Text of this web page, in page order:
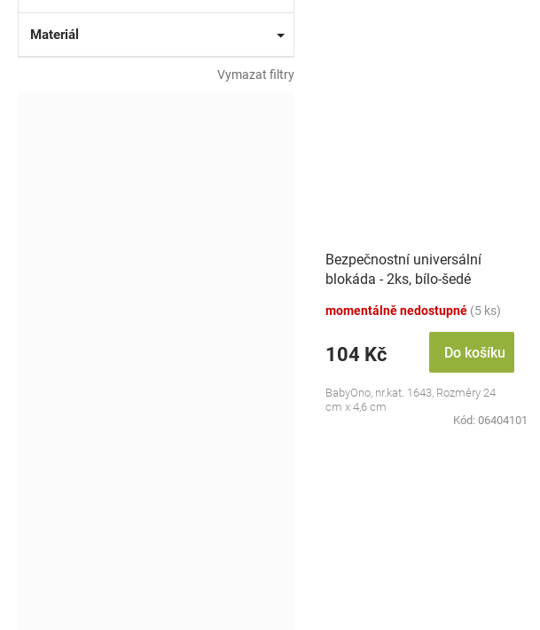
Materiál
Vymazat filtry
Bezpečnostní universální
blokáda - 2ks, bílo-šedé
momentálně nedostupné (5 ks)
104 Kč Do košíku
BabyOno, nr.kat. 1643, Rozměry 24
cm x 4,6 cm
Kód: 06404101